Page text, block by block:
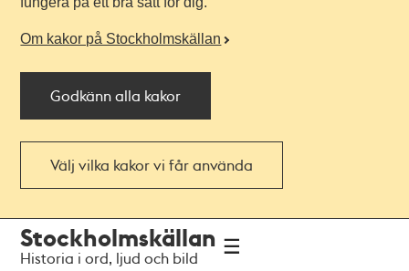
Om kakor på Stockholmskällan
Godkänn alla kakor
Välj vilka kakor vi får använda
navigationen
huvudinnehållet
Stockholmskällan
Historia i ord, ljud och bild